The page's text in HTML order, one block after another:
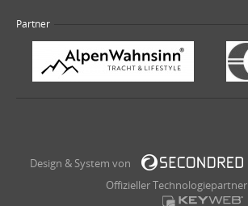
Partner
Design & System von
Offizieller Technologiepartner